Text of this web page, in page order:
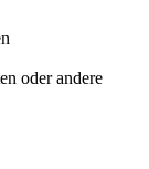
oder andere